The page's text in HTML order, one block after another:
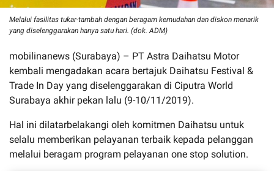
Melalui fasilitas tukar-tambah dengan beragam kemudahan dan diskon menarik
yang diselenggarakan hanya satu hari. (dok. ADM)
mobilinanews (Surabaya) – PT Astra Daihatsu Motor
kembali mengadakan acara bertajuk Daihatsu Festival &
Trade In Day yang diselenggarakan di Ciputra World
Surabaya akhir pekan lalu (9-10/11/2019).
Hal ini dilatarbelakangi oleh komitmen Daihatsu untuk
selalu memberikan pelayanan terbaik kepada pelanggan
melalui beragam program pelayanan one stop solution.